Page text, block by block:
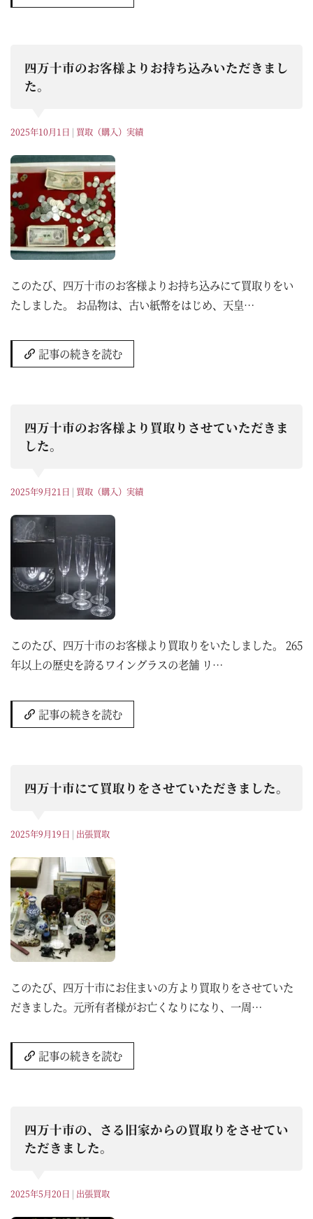
四万十市のお客様よりお持ち込みいただきまし
た。
2025年10月1日 | 買取（購入）実績
このたび、四万十市のお客様よりお持ち込みにて買取りをい
たしました。 お品物は、古い紙幣をはじめ、天皇…
記事の続きを読む
四万十市のお客様より買取りさせていただきま
した。
2025年9月21日 | 買取（購入）実績
このたび、四万十市のお客様より買取りをいたしました。 265
年以上の歴史を誇るワイングラスの老舗 リ…
記事の続きを読む
四万十市にて買取りをさせていただきました。
2025年9月19日 | 出張買取
このたび、四万十市にお住まいの方より買取りをさせていた
だきました。元所有者様がお亡くなりになり、一周…
記事の続きを読む
四万十市の、さる旧家からの買取りをさせてい
ただきました。
2025年5月20日 | 出張買取